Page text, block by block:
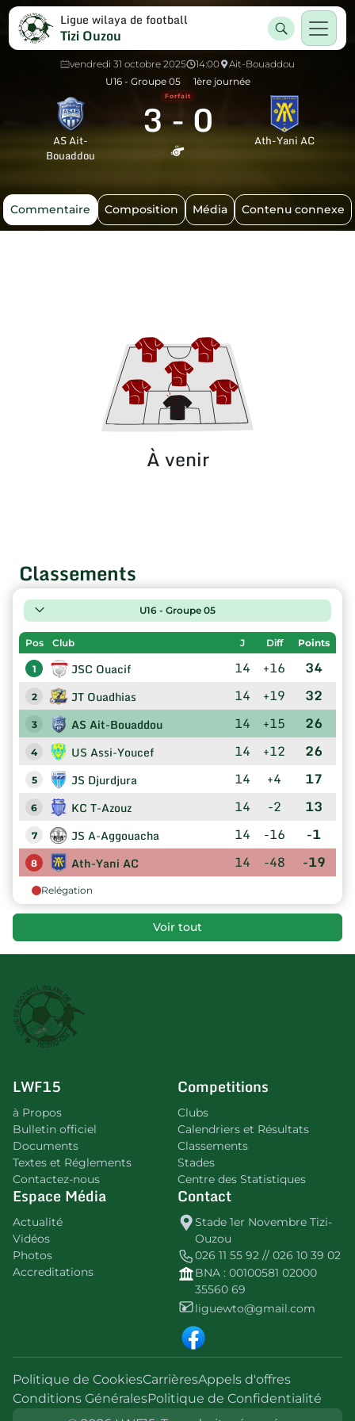
Ligue wilaya de football
Tizi Ouzou
vendredi 31 octobre 2025 14:00
Ait-Bouaddou
U16 - Groupe 05
1ère journée
AS Ait-
Bouaddou
3-0
Forfait
Ath-Yani AC
Commentaire Composition Média Contenu connexe
À venir
Classements
U16 - Groupe 05
Pos Club J Diff Points
1 JSC Ouacif 14 +16 34
2 JT Ouadhias 14 +19 32
3 AS Ait-Bouaddou 14 +15 26
4 US Assi-Youcef 14 +12 26
5 JS Djurdjura 14 +4 17
6 KC T-Azouz 14 -2 13
7 JS A-Aggouacha 14 -16 -1
8 Ath-Yani AC 14 -48 -19
Relégation
Voir tout
LWF15
à Propos
Bulletin officiel
Documents
Textes et Réglements
Contactez-nous
Competitions
Clubs
Calendriers et Résultats
Classements
Stades
Centre des Statistiques
Espace Média
Actualité
Vidéos
Photos
Accreditations
Contact
Stade 1er Novembre Tizi-
Ouzou
026 11 55 92 // 026 10 39 02
BNA : 00100581 02000
35560 69
liguewto@gmail.com
Politique de CookiesCarrièresAppels d'offres
Conditions GénéralesPolitique de Confidentialité